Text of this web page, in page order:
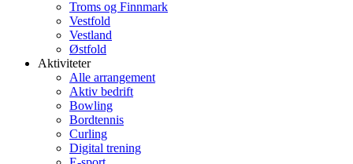
Troms og Finnmark
Vestfold
Vestland
Østfold
Aktiviteter
Alle arrangement
Aktiv bedrift
Bowling
Bordtennis
Curling
Digital trening